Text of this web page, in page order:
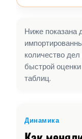
Ниже показана
количество
быстрой
таблиц.
Динамика